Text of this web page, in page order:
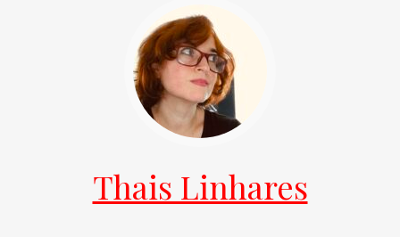
Thais Linhares